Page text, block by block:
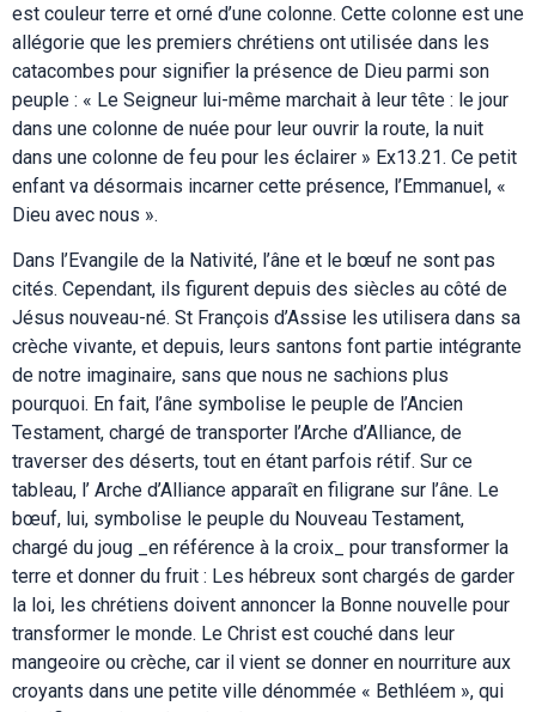
est couleur terre et orné d’une colonne. Cette colonne est une
allégorie que les premiers chrétiens ont utilisée dans les
catacombes pour signifier la présence de Dieu parmi son
peuple : « Le Seigneur lui-même marchait à leur tête : le jour
dans une colonne de nuée pour leur ouvrir la route, la nuit
dans une colonne de feu pour les éclairer » Ex13.21. Ce petit
enfant va désormais incarner cette présence, l’Emmanuel, «
Dieu avec nous ».
Dans l’Evangile de la Nativité, l’âne et le bœuf ne sont pas
cités. Cependant, ils figurent depuis des siècles au côté de
Jésus nouveau-né. St François d’Assise les utilisera dans sa
crèche vivante, et depuis, leurs santons font partie intégrante
de notre imaginaire, sans que nous ne sachions plus
pourquoi. En fait, l’âne symbolise le peuple de l’Ancien
Testament, chargé de transporter l’Arche d’Alliance, de
traverser des déserts, tout en étant parfois rétif. Sur ce
tableau, l’ Arche d’Alliance apparaît en filigrane sur l’âne. Le
bœuf, lui, symbolise le peuple du Nouveau Testament,
chargé du joug _en référence à la croix_ pour transformer la
terre et donner du fruit : Les hébreux sont chargés de garder
la loi, les chrétiens doivent annoncer la Bonne nouvelle pour
transformer le monde. Le Christ est couché dans leur
mangeoire ou crèche, car il vient se donner en nourriture aux
croyants dans une petite ville dénommée « Bethléem », qui